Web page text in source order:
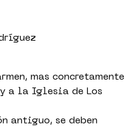
mas concretamente
a la Iglesia de Los
antiguo, se deben